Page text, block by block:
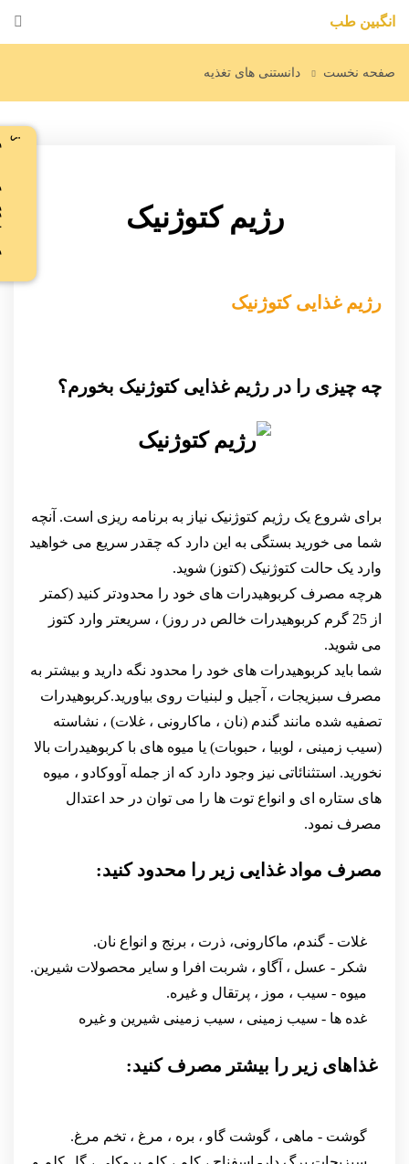
انگبین طب
صفحه نخست دانستنی های تغذیه
رژیم کتوژنیک
رژیم غذایی کتوژنیک
چه چیزی را در رژیم غذایی کتوژنیک بخورم؟
برای شروع یک رژیم کتوژنیک نیاز به برنامه ریزی است. آنچه
شما می خورید بستگی به این دارد که چقدر سریع می خواهید
وارد یک حالت کتوژنیک (کتوز) شوید.
هرچه مصرف کربوهیدرات های خود را محدودتر کنید (کمتر
از 25 گرم کربوهیدرات خالص در روز) ، سریعتر وارد کتوز
می شوید.
شما باید کربوهیدرات های خود را محدود نگه دارید و بیشتر به
مصرف سبزیجات ، آجیل و لبنیات روی بیاورید.کربوهیدرات
تصفیه شده مانند گندم (نان ، ماکارونی ، غلات) ، نشاسته
(سیب زمینی ، لوبیا ، حبوبات) یا میوه های با کربوهیدرات بالا
نخورید. استثنائاتی نیز وجود دارد که از جمله آووکادو ، میوه
های ستاره ای و انواع توت ها را می توان در حد اعتدال
مصرف نمود.
مصرف مواد غذایی زیر را محدود کنید:
غلات - گندم، ماکارونی، ذرت ، برنج و انواع نان.
شکر - عسل ، آگاو ، شربت افرا و سایر محصولات شیرین.
میوه - سیب ، موز ، پرتقال و غیره.
غده ها - سیب زمینی ، سیب زمینی شیرین و غیره
غذاهای زیر را بیشتر مصرف کنید:
گوشت - ماهی ، گوشت گاو ، بره ، مرغ ، تخم مرغ.